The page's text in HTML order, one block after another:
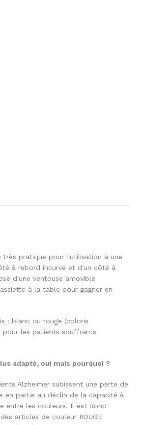
très pratique pour l'utilisation à une
à rebord incurvé et d'un côté à
d'une ventouse amovible
à la table pour gagner en
: blanc ou rouge (coloris
pour les patients souffrants
adapté, oui mais pourquoi ?
Alzheimer subissent une perte de
en partie au déclin de la capacité à
entre les couleurs. Il est donc
articles de couleur ROUGE